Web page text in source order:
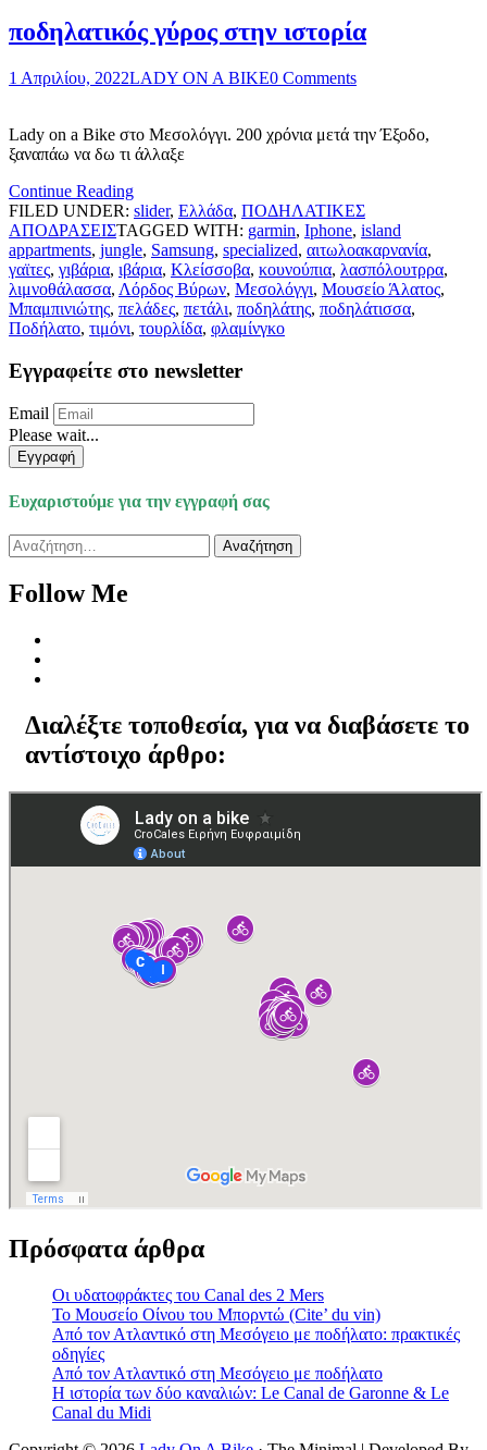
ποδηλατικός γύρος στην ιστορία
1 Απριλίου, 2022LADY ON A BIKE0 Comments
Lady on a Bike στο Μεσολόγγι. 200 χρόνια μετά την Έξοδο,
ξαναπάω να δω τι άλλαξε
Continue Reading
FILED UNDER: slider, Ελλάδα, ΠΟΔΗΛΑΤΙΚΕΣ
ΑΠΟΔΡΑΣΕΙΣTAGGED WITH: garmin, Iphone, island
appartments, jungle, Samsung, specialized, αιτωλοακαρνανία,
γαϊτες, γιβάρια, ιβάρια, Κλείσσοβα, κουνούπια, λασπόλουτρρα,
λιμνοθάλασσα, Λόρδος Βύρων, Μεσολόγγι, Μουσείο Άλατος,
Μπαμπινιώτης, πελάδες, πετάλι, ποδηλάτης, ποδηλάτισσα,
Ποδήλατο, τιμόνι, τουρλίδα, φλαμίνγκο
Εγγραφείτε στο newsletter
Email
Please wait...
Εγγραφή
Ευχαριστούμε για την εγγραφή σας
Αναζήτηση
για:
Follow Me
Διαλέξτε τοποθεσία, για να διαβάσετε το
αντίστοιχο άρθρο:
Πρόσφατα άρθρα
Οι υδατοφράκτες του Canal des 2 Mers
Το Μουσείο Οίνου του Μπορντώ (Cite’ du vin)
Από τον Ατλαντικό στη Μεσόγειο με ποδήλατο: πρακτικές
οδηγίες
Από τον Ατλαντικό στη Μεσόγειο με ποδήλατο
Η ιστορία των δύο καναλιών: Le Canal de Garonne & Le
Canal du Midi